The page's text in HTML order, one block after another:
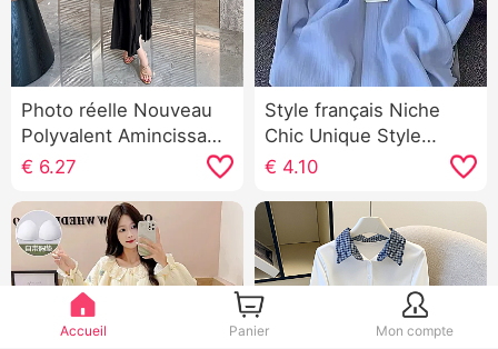
Photo réelle Nouveau
Polyvalent Amincissant
Ajusté Sexy Longue
Tulle Fendu Robe Base
Fils
€ 6.27
Style français Niche
Chic Unique Style
français Lumière Cuit
Manches longues
Chemise pour femmes
€ 4.10
Accueil Panier Mon compte